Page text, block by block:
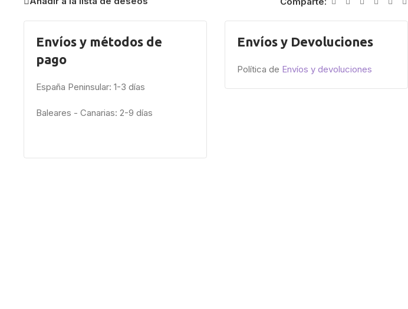
Envíos y métodos de
pago
España Peninsular: 1-3 días
Baleares - Canarias: 2-9 días
Envíos y Devoluciones
Política de Envíos y devoluciones